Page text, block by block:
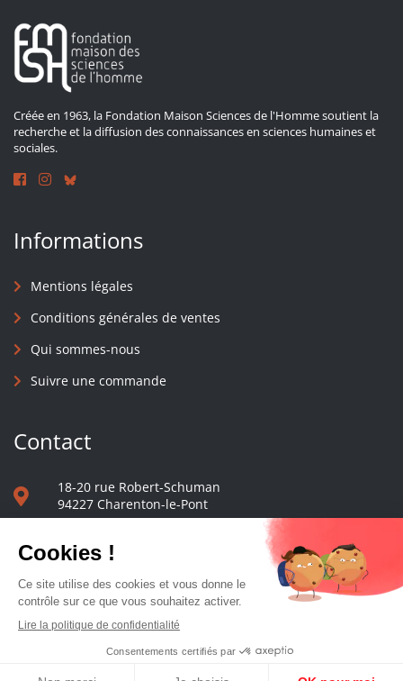
Créée en 1963, la Fondation Maison Sciences de l'Homme soutient la
recherche et la diffusion des connaissances en sciences humaines et
sociales.
Informations
Mentions légales
Conditions générales de ventes
Qui sommes-nous
Suivre une commande
Contact
18-20 rue Robert-Schuman
94227 Charenton-le-Pont